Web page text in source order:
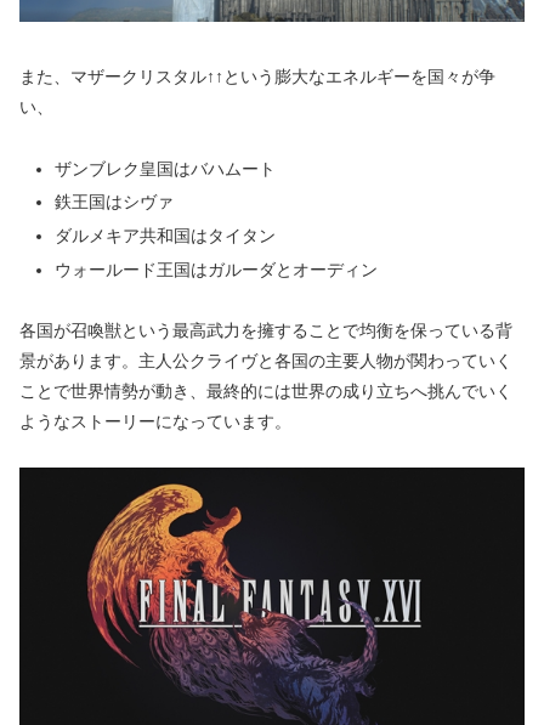
また、マザークリスタル↑↑という膨大なエネルギーを国々が争
い、
ザンブレク皇国はバハムート
鉄王国はシヴァ
ダルメキア共和国はタイタン
ウォールード王国はガルーダとオーディン
各国が召喚獣という最高武力を擁することで均衡を保っている背
景があります。主人公クライヴと各国の主要人物が関わっていく
ことで世界情勢が動き、最終的には世界の成り立ちへ挑んでいく
ようなストーリーになっています。